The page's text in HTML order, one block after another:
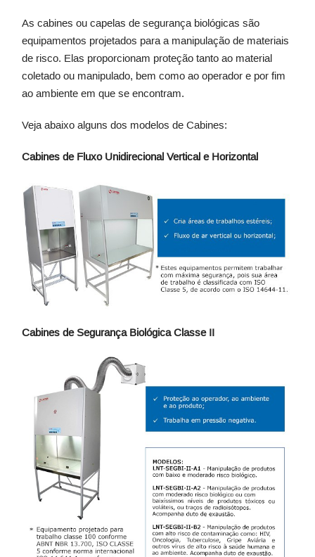
As cabines ou capelas de segurança biológicas são
equipamentos projetados para a manipulação de materiais
de risco. Elas proporcionam proteção tanto ao material
coletado ou manipulado, bem como ao operador e por fim
ao ambiente em que se encontram.
Veja abaixo alguns dos modelos de Cabines:
Cabines de Fluxo Unidirecional Vertical e Horizontal
Cabines de Segurança Biológica Classe II